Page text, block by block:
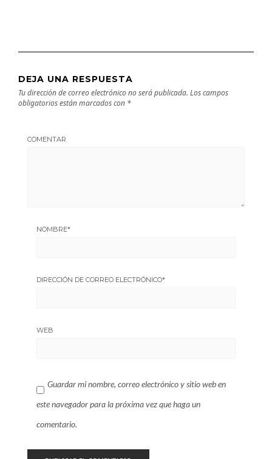
DEJA UNA RESPUESTA
Tu dirección de correo electrónico no será publicada. Los campos
obligatorios están marcados con *
COMENTAR
NOMBRE*
DIRECCIÓN DE CORREO ELECTRÓNICO*
WEB
Guardar mi nombre, correo electrónico y sitio web en
este navegador para la próxima vez que haga un
comentario.